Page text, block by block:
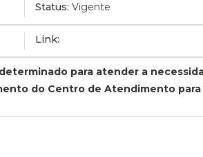
Status: Vigente
Link:
para atender a
do Centro de Atendimento